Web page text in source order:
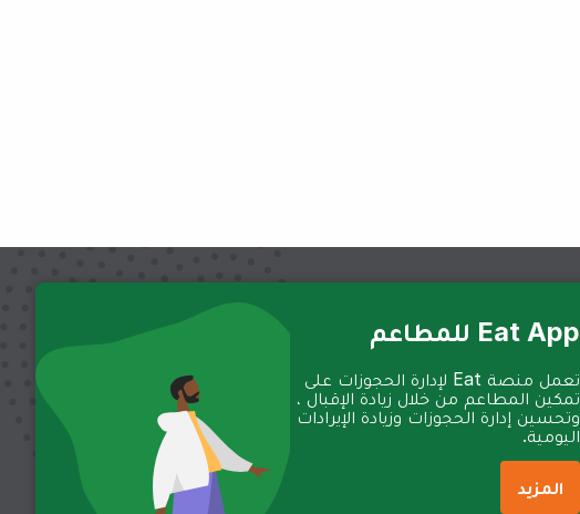
Eat App للمطاعم
تعمل منصة Eat لإدارة الحجوزات على
تمكين المطاعم من خلال زيادة الإقبال ،
وتحسين إدارة الحجوزات وزيادة الإيرادات
اليومية.
المزيد